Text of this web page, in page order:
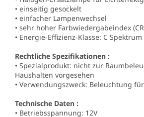
• einseitig gesockelt
• einfacher Lampenwechsel
• sehr hoher Farbwiedergabeindex
• Energie-Effizienz-Klasse: C Spektrum
Rechtliche Spezifikationen :
• Spezialprodukt: nicht zur
Haushalten vorgesehen
• Verwendungszweck: Beleuchtung
Technische Daten :
• Betriebsspannung: 12V